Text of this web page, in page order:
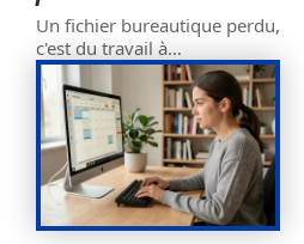
Un fichier bureautique perdu,
c'est du travail à…